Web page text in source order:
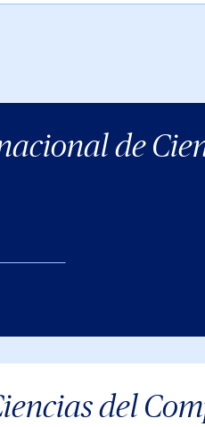
de
del